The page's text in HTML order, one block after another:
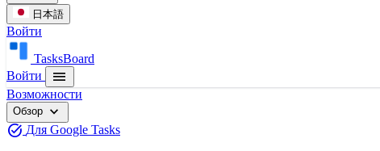
日本語
Войти
TasksBoard
Войти
menu
Возможности
Обзор expand_more
task_alt Для Google Tasks